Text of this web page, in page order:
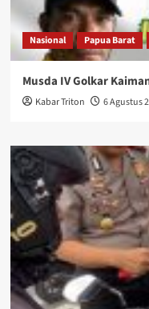
Nasional Papua Barat
Musda IV Golkar
Kabar Triton 6 Agustus